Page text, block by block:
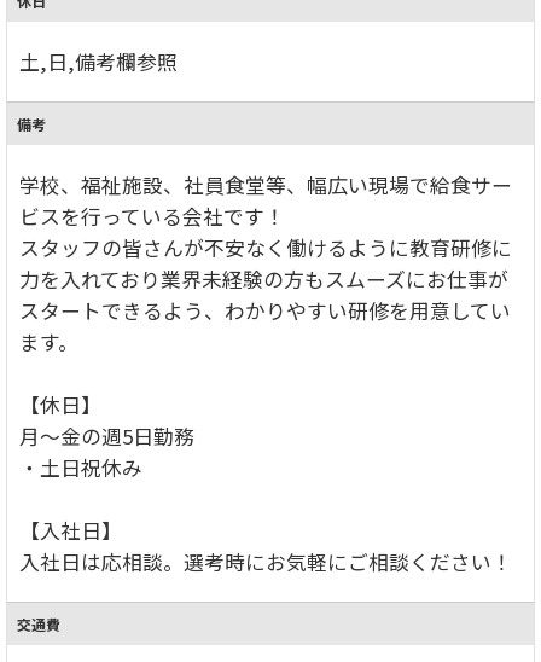
土,日,備考欄参照
備考
学校、福祉施設、社員食堂等、幅広い現場で給食サー
ビスを行っている会社です！
スタッフの皆さんが不安なく働けるように教育研修に
力を入れており業界未経験の方もスムーズにお仕事が
スタートできるよう、わかりやすい研修を用意してい
ます。
【休日】
月～金の週5日勤務
・土日祝休み
【入社日】
入社日は応相談。選考時にお気軽にご相談ください！
交通費